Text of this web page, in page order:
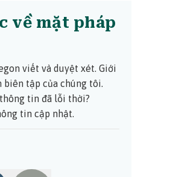
về mặt pháp
viết và duyệt xét. Giới
tập của chúng tôi.
tin đã lỗi thời?
tin cập nhật.